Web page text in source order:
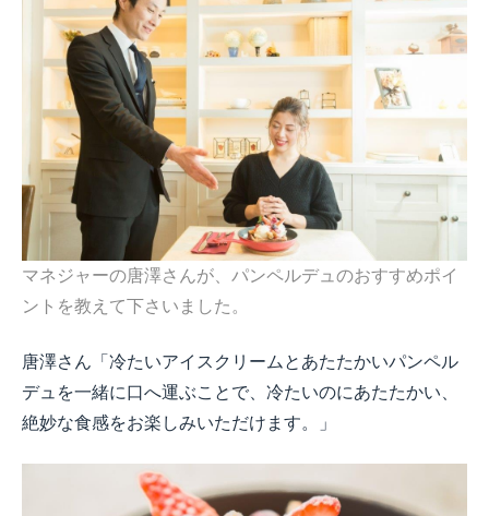
マネジャーの唐澤さんが、パンペルデュのおすすめポイ
ントを教えて下さいました。
唐澤さん「冷たいアイスクリームとあたたかいパンペル
デュを一緒に口へ運ぶことで、冷たいのにあたたかい、
絶妙な食感をお楽しみいただけます。」